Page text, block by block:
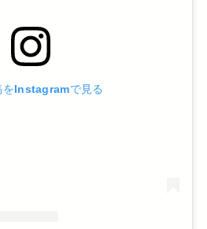
をInstagramで見る